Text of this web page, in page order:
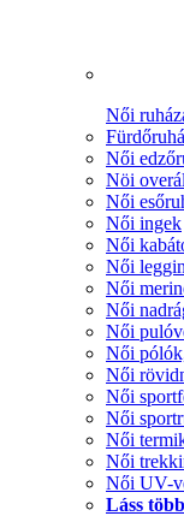
Női
Női
Nöi
Női
Női ingek
Női
Női
Női
Női
Női
Női
Női
Női
Női
Női
Női
Női UV-
Láss